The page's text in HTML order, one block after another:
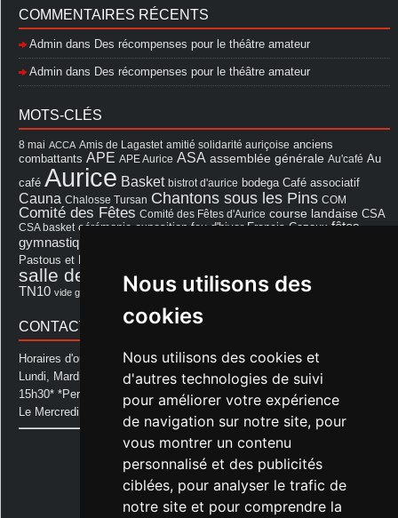
Nous utilisons des
cookies
Nous utilisons des cookies et
d'autres technologies de suivi
pour améliorer votre expérience
de navigation sur notre site, pour
vous montrer un contenu
personnalisé et des publicités
ciblées, pour analyser le trafic de
notre site et pour comprendre la
COMMENTAIRES RÉCENTS
Admin dans Des récompenses pour le théâtre amateur
Admin dans Des récompenses pour le théâtre amateur
MOTS-CLÉS
8 mai ACCA Amis de Lagastet amitié solidarité auriçoise anciens
combattants APE APE Aurice ASA assemblée générale Au'café Au
café Aurice Basket bistrot d'aurice bodega Café associatif
Cauna Chalosse Tursan Chantons sous les Pins COM
Comité des Fêtes Comité des Fêtes d'Aurice course landaise CSA
CSA basket cérémonie exposition feu d'hiver Francis Cazaux fêtes
gymnastique volontaire
Pastous et Pastourettes
salle des fêtes salle des fêtes d'aurice Souprosse
TN10 vide grenier Voeux école
CONTACT MAIRIE
Horaires d'ouverture de la Mairie:
Lundi, Mardi, Jeudi et Vendredi : de 08h00 à 11h30 et de 12h30 à
15h30* *Permanence téléphonique jusqu'à 17h00
Le Mercredi : de 08h00 à 11h00
Mairie d'Aurice
14 Avenue des Pastous
Tel : 05 58 76 06 50
Plus d'infos »